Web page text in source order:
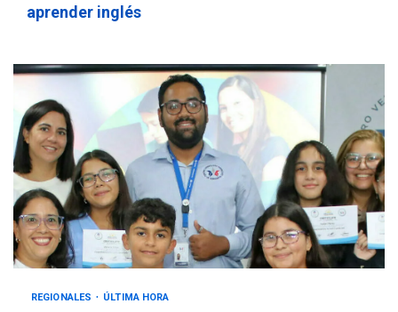
aprender inglés
REGIONALES ÚLTIMA HORA